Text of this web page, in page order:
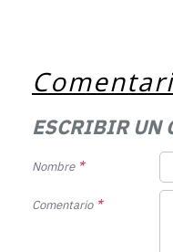
ESCRIBIR UN
Nombre
Comentario